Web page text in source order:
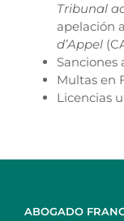
Tribunal
apelación
d’Appel
Sanciones
Multas en
Licencias
ABOGADO